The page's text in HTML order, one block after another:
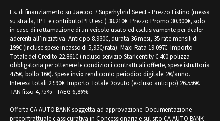
Es. di finanziamento su Jaecoo 7 Superhybrid Select - Prezzo Listino (messa
su strada, IPT e contributo PFU esc.) 38.210€. Prezzo Promo 30.900€, solo
in caso di rottamazione di un veicolo usato ed esclusivamente per dealer
aderenti all’iniziativa. Anticipo 8.930€, durata 36 mesi, 35 rate mensili di
199€ (incluse spese incasso di 5,95€/rata). Maxi Rata 19.097€. Importo
Totale del Credito 22.861€ (incluso servizio StarIdentity € 400 polizza
obbligatoria per ottenere le condizioni contrattuali offerte, spese istruttoria
475€, bollo 16€). Spese invio rendiconto periodico digitale: 2€/anno.
Interessi totali 2.990€. Importo Totale Dovuto (escluso anticipo) 26.556€.
TAN fisso 4,75% - TAEG 6,86%.
Offerta CA AUTO BANK soggetta ad approvazione. Documentazione
precontrattuale e assicurativa in Concessionaria e sul sito CA AUTO BANK